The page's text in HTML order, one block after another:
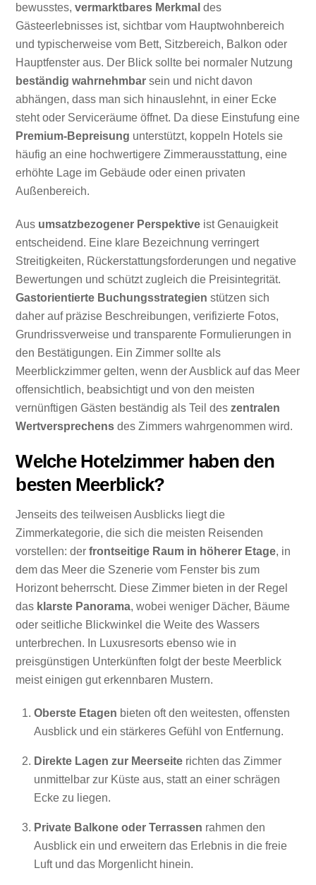
bewusstes,vermarktbares Merkmal des
Gästeerlebnisses ist, sichtbar vom Hauptwohnbereich
und typischerweise vom Bett, Sitzbereich, Balkon oder
Hauptfenster aus. Der Blick sollte bei normaler Nutzung
beständig wahrnehmbar sein und nicht davon
abhängen, dass man sich hinauslehnt, in einer Ecke
steht oder Serviceräume öffnet. Da diese Einstufung eine
Premium-Bepreisung unterstützt, koppeln Hotels sie
häufig an eine hochwertigere Zimmerausstattung, eine
erhöhte Lage im Gebäude oder einen privaten
Außenbereich.
Aus umsatzbezogener Perspektive ist Genauigkeit
entscheidend. Eine klare Bezeichnung verringert
Streitigkeiten, Rückerstattungsforderungen und negative
Bewertungen und schützt zugleich die Preisintegrität.
Gastorientierte Buchungsstrategien stützen sich
daher auf präzise Beschreibungen, verifizierte Fotos,
Grundrissverweise und transparente Formulierungen in
den Bestätigungen. Ein Zimmer sollte als
Meerblickzimmer gelten, wenn der Ausblick auf das Meer
offensichtlich, beabsichtigt und von den meisten
vernünftigen Gästen beständig als Teil deszentralen
Wertversprechens des Zimmers wahrgenommen wird.
Welche Hotelzimmer haben den
besten Meerblick?
Jenseits des teilweisen Ausblicks liegt die
Zimmerkategorie, die sich die meisten Reisenden
vorstellen: derfrontseitige Raum in höherer Etage, in
dem das Meer die Szenerie vom Fenster bis zum
Horizont beherrscht. Diese Zimmer bieten in der Regel
das klarste Panorama, wobei weniger Dächer, Bäume
oder seitliche Blickwinkel die Weite des Wassers
unterbrechen. In Luxusresorts ebenso wie in
preisgünstigen Unterkünften folgt der beste Meerblick
meist einigen gut erkennbaren Mustern.
Oberste Etagen bieten oft den weitesten, offensten
Ausblick und ein stärkeres Gefühl von Entfernung.
Direkte Lagen zur Meerseite richten das Zimmer
unmittelbar zur Küste aus, statt an einer schrägen
Ecke zu liegen.
Private Balkone oder Terrassen rahmen den
Ausblick ein und erweitern das Erlebnis in die freie
Luft und das Morgenlicht hinein.